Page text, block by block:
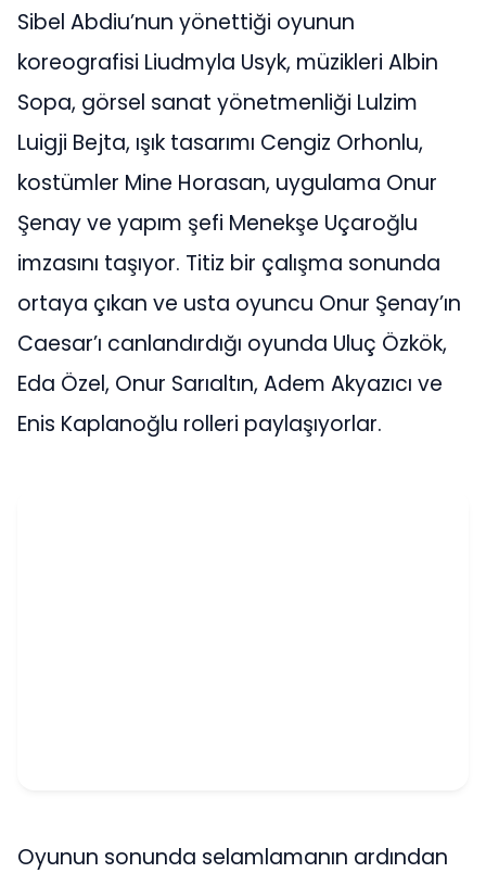
Sibel Abdiu’nun yönettiği oyunun
koreografisi Liudmyla Usyk, müzikleri Albin
Sopa, görsel sanat yönetmenliği Lulzim
Luigji Bejta, ışık tasarımı Cengiz Orhonlu,
kostümler Mine Horasan, uygulama Onur
Şenay ve yapım şefi Menekşe Uçaroğlu
imzasını taşıyor. Titiz bir çalışma sonunda
ortaya çıkan ve usta oyuncu Onur Şenay’ın
Caesar’ı canlandırdığı oyunda Uluç Özkök,
Eda Özel, Onur Sarıaltın, Adem Akyazıcı ve
Enis Kaplanoğlu rolleri paylaşıyorlar.
Oyunun sonunda selamlamanın ardından